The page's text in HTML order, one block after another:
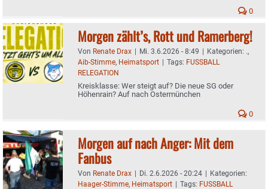
0
Morgen zählt’s, Rott und Ramerberg!
Von Renate Drax | Mi. 3.6.2026 - 8:49 | Kategorien: .,
Aib-Stimme, Heimatsport | Tags: FUSSBALL
RELEGATION
Kreisklasse: Wer steigt auf? Die neue SG oder
Höhenrain? Auf nach Ostermünchen
0
Morgen auf nach Anger: Mit dem
Fanbus
Von Renate Drax | Di. 2.6.2026 - 20:24 | Kategorien:
Haager-Stimme, Heimatsport | Tags: FUSSBALL